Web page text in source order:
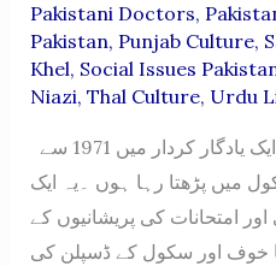
Pakistani Doctors,
Pakistan, Punjab Culture,
Khel, Social Issues
Niazi, Thal Culture, Urdu
میں پڑھتا رہا ہوں ۔یہ ایک
اور امتحانات کی پریشانیوں کے
خوف اور سکول کے ڈسپلن کی